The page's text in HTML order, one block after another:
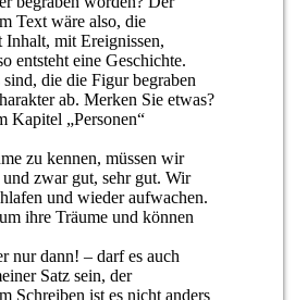
Text wäre also, die
Inhalt, mit Ereignissen,
entsteht eine Geschichte.
die die Figur begraben
ab. Merken Sie etwas?
Kapitel „Personen“
zu kennen, müssen wir
zwar gut, sehr gut. Wir
und wieder aufwachen.
ihre Träume und können
nur dann! – darf es auch
Satz sein, der
Schreiben ist es nicht anders